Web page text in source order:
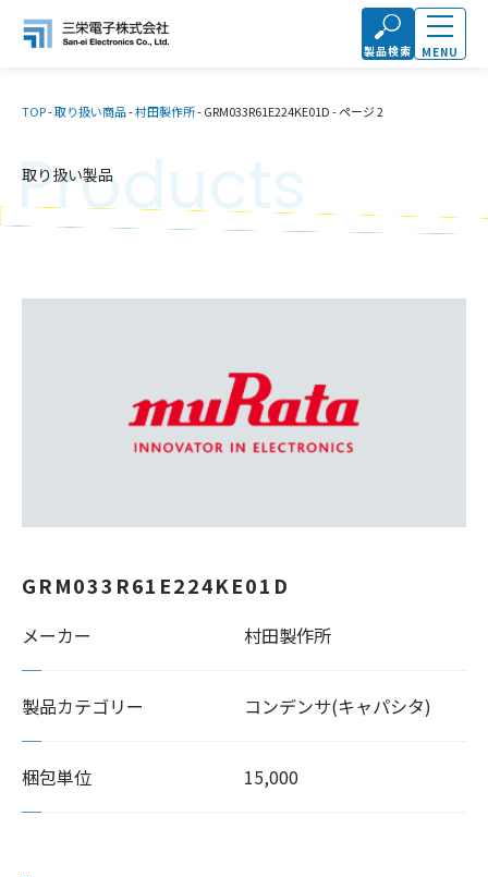
製品検索 MENU
TOP-取り扱い商品-村田製作所-GRM033R61E224KE01D-ページ 2
取り扱い製品
Products
GRM033R61E224KE01D
メーカー 村田製作所
製品カテゴリー コンデンサ(キャパシタ)
梱包単位 15,000